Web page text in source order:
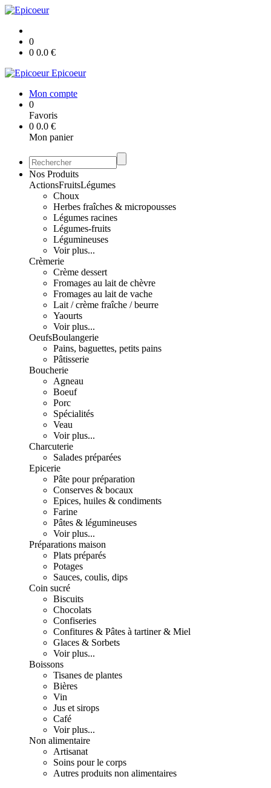
0
0 0.0 €
Epicoeur
Mon compte
0
Favoris
0 0.0 €
Mon panier
Nos Produits
ActionsFruitsLégumes
Choux
Herbes fraîches & micropousses
Légumes racines
Légumes-fruits
Légumineuses
Voir plus...
Crèmerie
Crème dessert
Fromages au lait de chèvre
Fromages au lait de vache
Lait / crème fraîche / beurre
Yaourts
Voir plus...
OeufsBoulangerie
Pains, baguettes, petits pains
Pâtisserie
Boucherie
Agneau
Boeuf
Porc
Spécialités
Veau
Voir plus...
Charcuterie
Salades préparées
Epicerie
Pâte pour préparation
Conserves & bocaux
Epices, huiles & condiments
Farine
Pâtes & légumineuses
Voir plus...
Préparations maison
Plats préparés
Potages
Sauces, coulis, dips
Coin sucré
Biscuits
Chocolats
Confiseries
Confitures & Pâtes à tartiner & Miel
Glaces & Sorbets
Voir plus...
Boissons
Tisanes de plantes
Bières
Vin
Jus et sirops
Café
Voir plus...
Non alimentaire
Artisanat
Soins pour le corps
Autres produits non alimentaires